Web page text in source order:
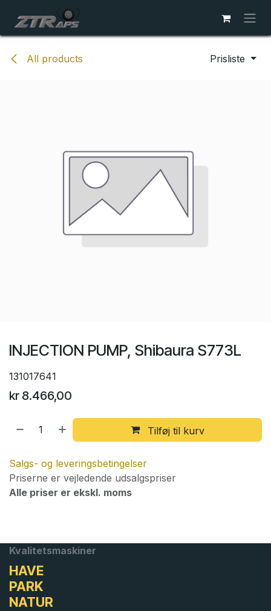
All products Prisliste
INJECTION PUMP, Shibaura S773L
131017641
kr 8.466,00
Tilføj til kurv
Salgs- og leveringsbetingelser
Priserne er vejledende udsalgspriser
Alle priser er ekskl. moms
Kvalitetsmaskiner
HAVE
PARK
NATUR